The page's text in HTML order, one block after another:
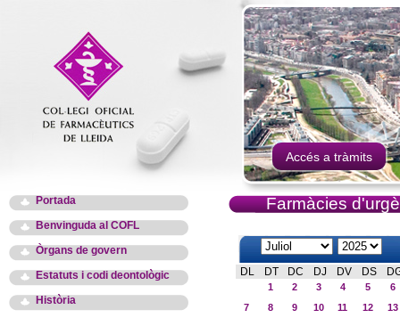
Accés a tràmits
Portada
Benvinguda al COFL
Òrgans de govern
Estatuts i codi deontològic
Història
Farmàcies
DL DT DC DJ DV DS
1 2 3 4 5
6
7
8 9 10 11 12
13